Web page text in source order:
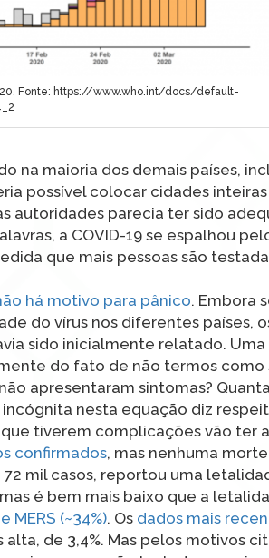
Fonte: https://www.who.int/docs/default-
na maioria dos demais países,
possível colocar cidades
autoridades parecia ter sido
a COVID-19 se espalhou
que mais pessoas são
há motivo para pânico. Embora
do vírus nos diferentes países,
sido inicialmente relatado.
do fato de não termos como
apresentaram sintomas?
nesta equação diz
tiverem complicações vão ter
confirmados, mas nenhuma
mil casos, reportou uma
é bem mais baixo que a
MERS (~34%). Os dados mais
de 3,4%. Mas pelos motivos